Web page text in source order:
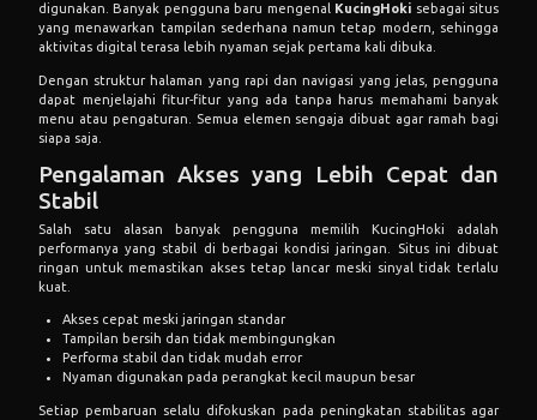
digunakan. Banyak pengguna baru mengenal
KucingHoki sebagai situs
yang menawarkan tampilan sederhana namun tetap modern, sehingga
aktivitas digital terasa lebih nyaman sejak pertama kali dibuka.
Dengan struktur halaman yang rapi dan navigasi yang jelas, pengguna
dapat menjelajahi fitur-fitur yang ada tanpa harus memahami banyak
menu atau pengaturan. Semua elemen sengaja dibuat agar ramah bagi
siapa saja.
Pengalaman Akses yang Lebih Cepat dan
Stabil
Salah satu alasan banyak pengguna memilih KucingHoki adalah
performanya yang stabil di berbagai kondisi jaringan. Situs ini dibuat
ringan untuk memastikan akses tetap lancar meski sinyal tidak terlalu
kuat.
Akses cepat meski jaringan standar
Tampilan bersih dan tidak membingungkan
Performa stabil dan tidak mudah error
Nyaman digunakan pada perangkat kecil maupun besar
Setiap pembaruan selalu difokuskan pada peningkatan stabilitas agar